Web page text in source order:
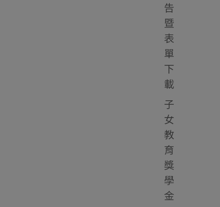
告
暨
表
單
下
載
子
女
教
育
獎
學
金